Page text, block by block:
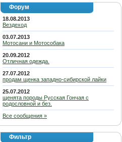
Форум
18.08.2013
Вездеход
03.07.2013
Мотосани и Мотособака
20.09.2012
Отличная одежда.
27.07.2012
продам щенка западно-сибирской лайки
25.07.2012
щенята породы Русская Гончая с
родословной и без.
Все сообщения »
Фильтр